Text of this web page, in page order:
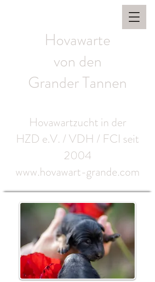
Hovawarte
von den
Grander Tannen
Hovawartzucht in der
HZD e.V. / VDH / FCI seit
2004
www.hovawart-grande.com